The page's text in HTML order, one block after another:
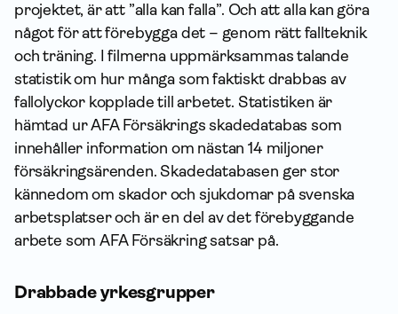
projektet, är att ”alla kan falla”. Och att alla kan göra
något för att förebygga det – genom rätt fallteknik
och träning. I filmerna uppmärksammas talande
statistik om hur många som faktiskt drabbas av
fallolyckor kopplade till arbetet. Statistiken är
hämtad ur AFA Försäkrings skadedatabas som
innehåller information om nästan 14 miljoner
försäkringsärenden. Skadedatabasen ger stor
kännedom om skador och sjukdomar på svenska
arbetsplatser och är en del av det förebyggande
arbete som AFA Försäkring satsar på.
Drabbade yrkesgrupper